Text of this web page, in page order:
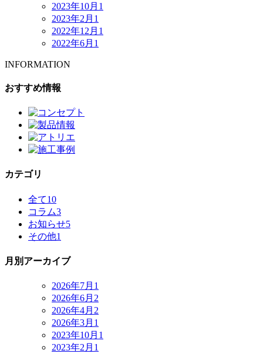
2023年10月 1
2023年2月 1
2022年12月 1
2022年6月 1
INFORMATION
おすすめ情報
カテゴリ
全て10
コラム3
お知らせ5
その他1
月別アーカイブ
2026年7月 1
2026年6月 2
2026年4月 2
2026年3月 1
2023年10月 1
2023年2月 1